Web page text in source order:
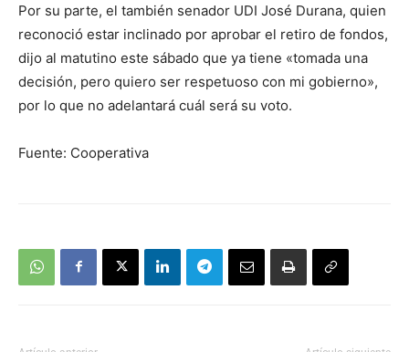
Por su parte, el también senador UDI José Durana, quien
reconoció estar inclinado por aprobar el retiro de fondos,
dijo al matutino este sábado que ya tiene «tomada una
decisión, pero quiero ser respetuoso con mi gobierno»,
por lo que no adelantará cuál será su voto.
Fuente: Cooperativa